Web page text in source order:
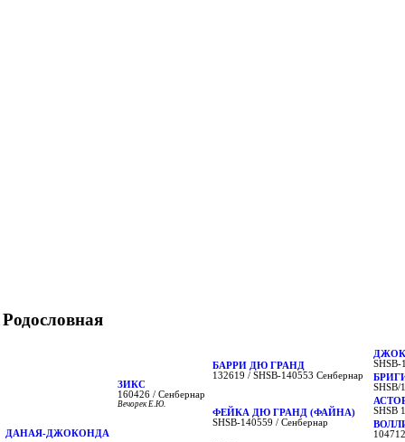
Родословная
ДАНАЯ-ДЖОКОНДА
ЗИКС
160426 / Сенбернар
Вечорек Е.Ю.
БАРРИ ДЮ ГРАНД
132619 / SHSB-140553 Сенбернар
SHSB-
SHSB/
ФЕЙКА ДЮ ГРАНД (ФАЙНА)
SHSB-140559 / Сенбернар
SHSB